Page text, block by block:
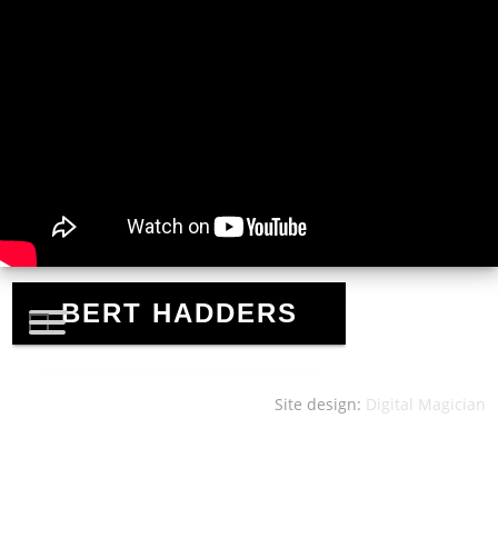
Site design: Digital Magician